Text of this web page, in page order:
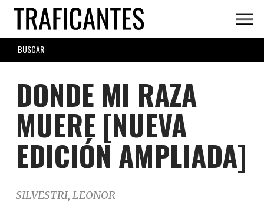
Skip
main
content
SEARCH
FORM
DONDE MI RAZA
MUERE [NUEVA
EDICIÓN AMPLIADA]
SILVESTRI, LEONOR